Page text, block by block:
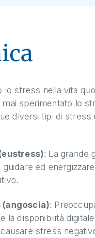
lo stress nella vita
mai sperimentato lo
diversi tipi di
: La grande
ed
:
la disponibilità
stress